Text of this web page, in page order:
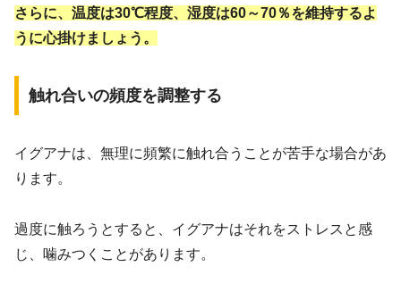
さらに、温度は30℃程度、湿度は60～70％を維持するよ
うに心掛けましょう。
触れ合いの頻度を調整する
イグアナは、無理に頻繁に触れ合うことが苦手な場合があ
ります。
過度に触ろうとすると、イグアナはそれをストレスと感
じ、噛みつくことがあります。